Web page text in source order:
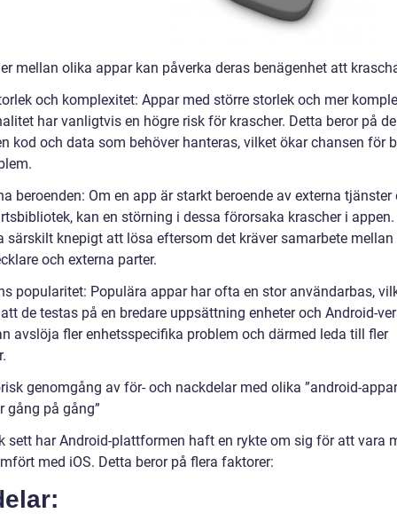
mellan olika appar kan påverka deras benägenhet att
och komplexitet: Appar med större storlek och mer
har vanligtvis en högre risk för krascher. Detta beror på
kod och data som behöver hanteras, vilket ökar chansen för
beroenden: Om en app är starkt beroende av externa tjänster
kan en störning i dessa förorsaka krascher i
särskilt knepigt att lösa eftersom det kräver samarbete mellan
och externa parter.
popularitet: Populära appar har ofta en stor användarbas,
de testas på en bredare uppsättning enheter och Android-
avslöja fler enhetsspecifika problem och därmed leda till fler
genomgång av för- och nackdelar med olika ”android-appar
gång på gång”
sett har Android-plattformen haft en rykte om sig för att vara
med iOS. Detta beror på flera faktorer: